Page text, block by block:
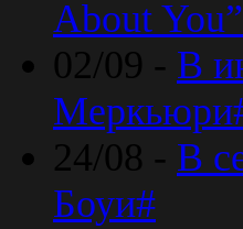
About You”
02/09 - В
24/08 - В
Боуи#